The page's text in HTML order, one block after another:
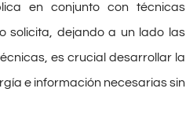
en conjunto con técnicas
solicita, dejando a un lado las
es crucial desarrollar la
e información necesarias sin